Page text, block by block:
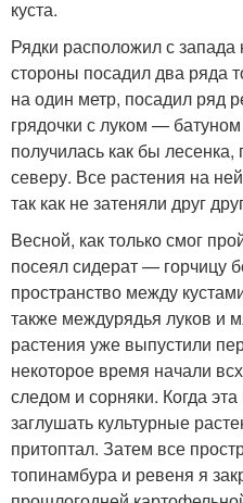
куста.
Рядки расположил с запада
стороны посадил два ряда
на один метр, посадил ряд
грядочки с луком —
получилась как бы
северу. Все растения на
так как не затеняли друг
Весной, как только смог
посеял сидерат — горчицу
пространство между
также междурядья луков и
растения уже выпустили
некоторое время начали
следом и сорняки. Когда
заглушать культурные
притоптал. Затем все
топинамбура и ревеня я